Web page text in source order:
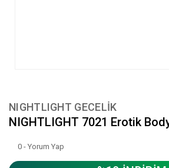
NIGHTLIGHT GECELİK
NIGHTLIGHT 7021 Erotik
0 - Yorum Yap